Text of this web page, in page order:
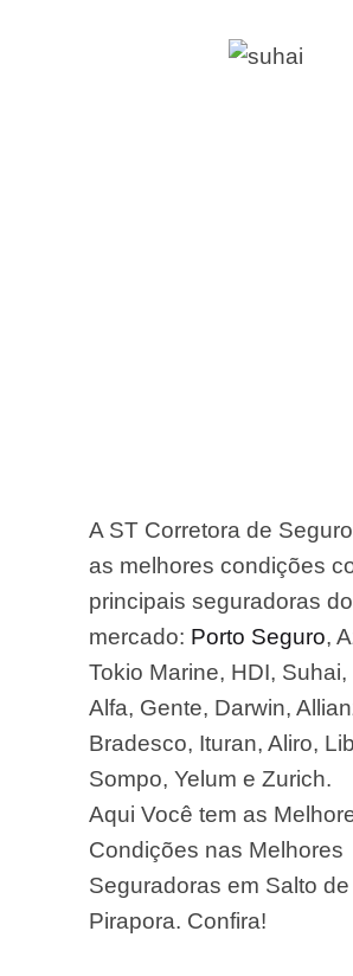
A ST Corretora de
as melhores condições
principais seguradoras do
mercado: Porto Seguro,
Tokio Marine, HDI, Suhai,
Alfa, Gente, Darwin,
Bradesco, Ituran, Aliro,
Sompo, Yelum e Zurich.
Aqui Você tem as
Condições nas Melhores
Seguradoras em Salto de
Pirapora. Confira!